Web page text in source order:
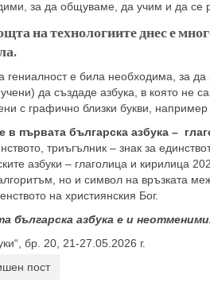
за да общуваме, да учим и да се
на технологиите днес е
гениалност е била необходима, за
да създаде азбука, в която не
с графично близки букви, например
в първата българска азбука –
триъгълник – знак за
азбуки – глаголица и кирилица
но и символ на връзката
на християнския Бог.
българска азбука е и
бр. 20, 21-27.05.2026 г.
пост